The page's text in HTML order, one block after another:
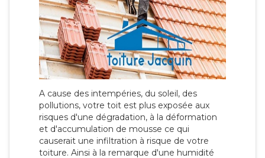
A cause des intempéries, du soleil, des
pollutions, votre toit est plus exposée aux
risques d'une dégradation, à la déformation
et d'accumulation de mousse ce qui
causerait une infiltration à risque de votre
toiture. Ainsi à la remarque d'une humidité